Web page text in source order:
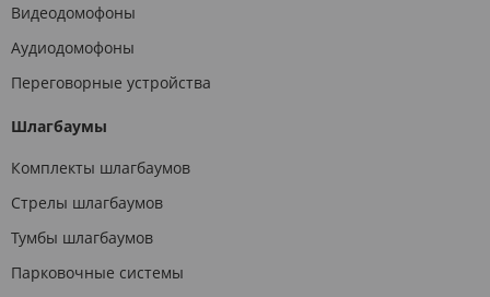
Видеодомофоны
Аудиодомофоны
Переговорные устройства
Шлагбаумы
Комплекты шлагбаумов
Стрелы шлагбаумов
Тумбы шлагбаумов
Парковочные системы